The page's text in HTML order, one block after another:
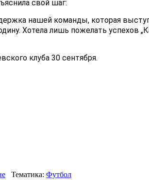
свой шаг:
нашей команды, которая
Хотела лишь пожелать успехов
клуба 30 сентября.
Тематика: Футбол